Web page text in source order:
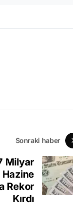
Sonraki haber
Milyar
Hazine
Rekor
Kırdı